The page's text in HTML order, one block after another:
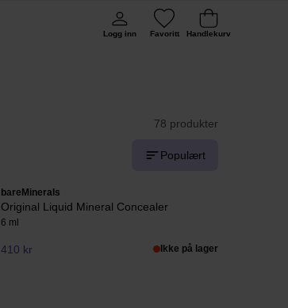
Logg inn Favoritt Handlekurv
78 produkter
Populært
bareMinerals
Original Liquid Mineral Concealer
6 ml
410 kr Ikke på lager